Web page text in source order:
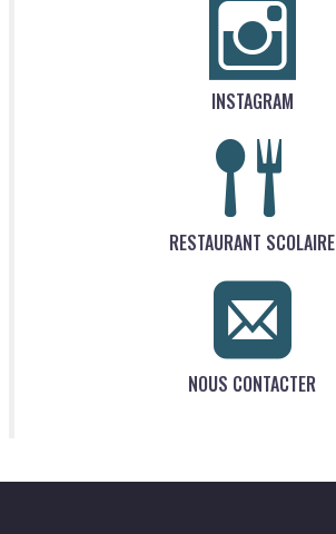
INSTAGRAM
RESTAURANT SCOLAIRE
NOUS CONTACTER